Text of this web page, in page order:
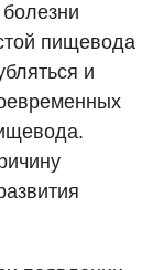
пищевода
и